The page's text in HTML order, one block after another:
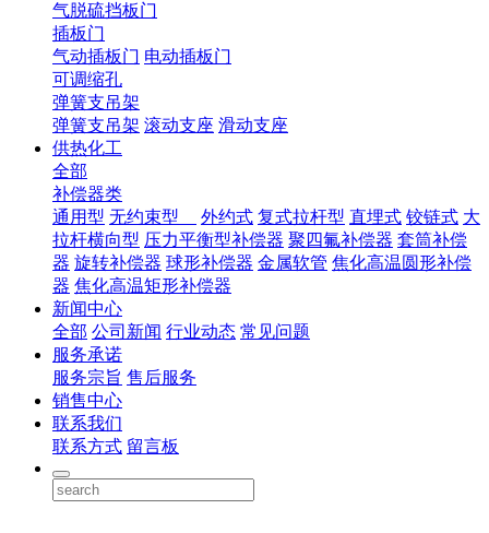
气脱硫挡板门
插板门
气动插板门 电动插板门
可调缩孔
弹簧支吊架
弹簧支吊架 滚动支座 滑动支座
供热化工
全部
补偿器类
通用型 无约束型 外约式 复式拉杆型 直埋式 铰链式 大
拉杆横向型 压力平衡型补偿器 聚四氟补偿器 套筒补偿
器 旋转补偿器 球形补偿器 金属软管 焦化高温圆形补偿
器 焦化高温矩形补偿器
新闻中心
全部 公司新闻 行业动态 常见问题
服务承诺
服务宗旨 售后服务
销售中心
联系我们
联系方式 留言板